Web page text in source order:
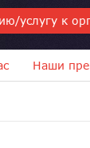
услугу к
Наши